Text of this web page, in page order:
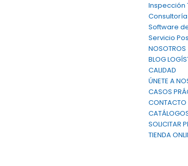
Inspección
Software
Servicio
NOSOTROS
BLOG
CALIDAD
ÚNETE A
CASOS
CONTACTO
SOLICITAR
TIENDA